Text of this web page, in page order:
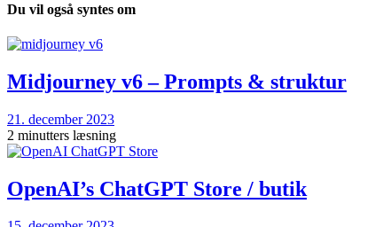
Du vil også syntes om
Midjourney v6 – Prompts & struktur
21. december 2023
2 minutters læsning
OpenAI’s ChatGPT Store / butik